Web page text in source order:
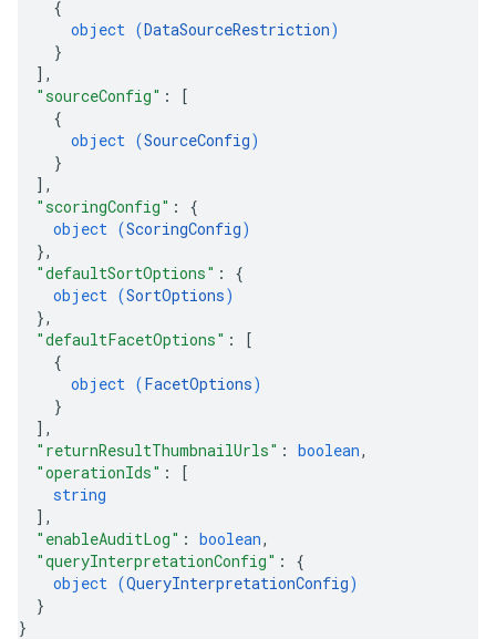
{
object (DataSourceRestriction)
}
] ,
"sourceConfig" :
[
{
object (SourceConfig)
}
] ,
"scoringConfig" : {
object (ScoringConfig)
},
"defaultSortOptions" : {
object (SortOptions)
},
"defaultFacetOptions" :
[
{
object (FacetOptions)
}
] ,
"returnResultThumbnailUrls" : boolean,
"operationIds" :
[
string
] ,
"enableAuditLog" : boolean,
"queryInterpretationConfig" : {
object (QueryInterpretationConfig)
}
}